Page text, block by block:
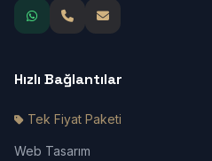
Hızlı Bağlantılar
Tek Fiyat Paketi
Web Tasarım